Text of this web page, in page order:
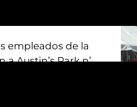
de empresa que las
empleados de la
Austin’s Park n’
en uno de
Y si lo tuyo es la
subirte a uno de